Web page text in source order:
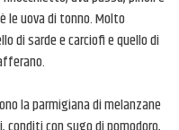
le uova di tonno. Molto
di sarde e carciofi e quello di
la parmigiana di melanzane